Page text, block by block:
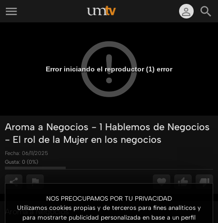
NOS PREOCUPAMOS POR TU PRIVACIDAD
Utilizamos cookies propias y de terceros para fines analíticos y
para mostrarte publicidad personalizada en base a un perfil
Error iniciando el reproductor (1) error
Aroma a Negocios - 1 Hablemos de Negocios
- El rol de la Mujer en los negocios
Fecha: 06/11/2025
Gusta: 0 (0%)
Aroma a Negocios